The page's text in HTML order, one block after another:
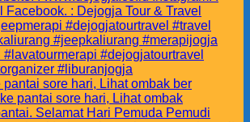
sore hari, Lihat ombak ber